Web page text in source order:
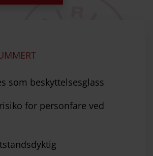
som beskyttelsesglass
for personfare ved